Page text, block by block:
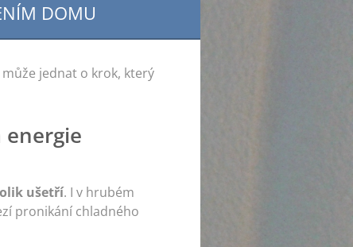
DOMU
může jednat o krok, který
ušetří. I v hrubém
pronikání chladného